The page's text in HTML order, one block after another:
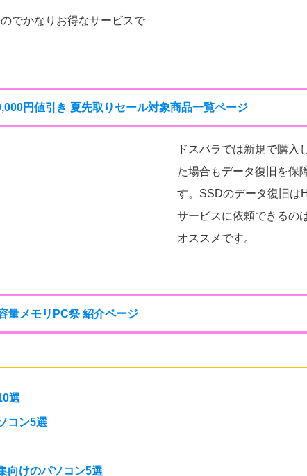
でかなりお得なサービスで
円値引き 夏先取りセール対象商品一覧ページ
ドスパラでは新規で購入
た場合もデータ復旧を保
す。SSDのデータ復旧は
サービスに依頼できるの
オススメです。
量メモリPC祭 紹介ページ
選
コン5選
向けのパソコン5選